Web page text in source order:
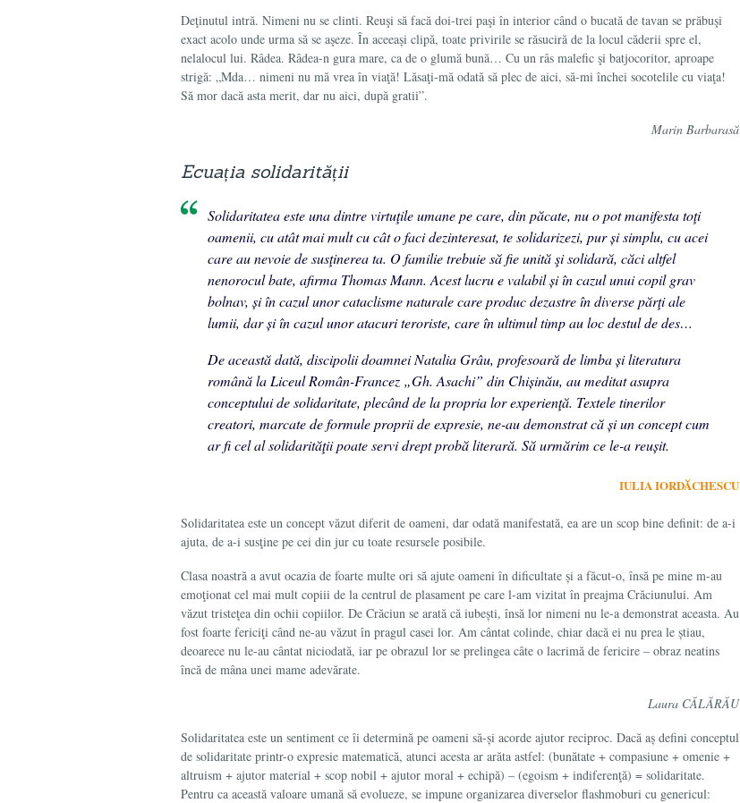
Deţinutul intră. Nimeni nu se clinti. Reuşi să facă doi-trei paşi în interi­or când o bucată de tavan se prăbuşi
exact acolo unde urma să se aşeze. În aceeași clipă, toate privirile se răsuciră de la locul căderii spre el,
nelalocul lui. Râdea. Râdea-n gura mare, ca de o glumă bună… Cu un râs malefic şi batjocoritor, aproape
strigă: „Mda… nimeni nu mă vrea în viaţă! Lăsaţi-mă odată să plec de aici, să-mi închei socotelile cu viaţa!
Să mor dacă asta merit, dar nu aici, după gratii”.
Marin Barbarasă
Ecuația solidarității
Solidaritatea este una dintre virtuţile umane pe care, din păcate, nu o pot manifesta toţi
oamenii, cu atât mai mult cu cât o faci dezinteresat, te so­lidarizezi, pur și simplu, cu acei
care au nevoie de susţinerea ta. O familie trebuie să fie unită şi so­lidară, căci altfel
nenorocul bate, afirma Thomas Mann. Acest lucru e valabil și în cazul unui copil grav
bolnav, și în cazul unor cataclisme naturale care produc dezastre în diverse părţi ale
lumii, dar și în cazul unor atacuri teroriste, care în ultimul timp au loc destul de des…
De această dată, discipolii doamnei Natalia Grâu, profesoară de limba și literatura
română la Liceul Român-Francez „Gh. Asachi” din Chișinău, au meditat asupra
conceptului de solidaritate, ple­când de la propria lor experienţă. Textele tinerilor
creatori, marcate de formule proprii de expresie, ne-au demonstrat că și un concept cum
ar fi cel al solidarităţii poate servi drept probă literară. Să urmărim ce le-a reușit.
IULIA IORDĂCHESCU
Solidaritatea este un concept văzut diferit de oameni, dar odată manifestată, ea are un scop bine definit: de a-i
ajuta, de a-i susţine pe cei din jur cu toate resursele posibile.
Clasa noastră a avut ocazia de foarte multe ori să ajute oameni în dificultate și a făcut-o, însă pe mine m-au
emo­ţionat cel mai mult copiii de la centrul de plasament pe care l-am vizitat în preajma Crăciunului. Am
văzut tristeţea din ochii copiilor. De Crăciun se arată că iubești, însă lor nimeni nu le-a demonstrat aceasta. Au
fost foarte fericiţi când ne-au văzut în pragul casei lor. Am cântat colinde, chiar dacă ei nu prea le știau,
deoarece nu le-au cântat niciodată, iar pe obra­zul lor se prelingea câte o lacrimă de fericire – obraz neatins
încă de mâna unei mame adevărate.
Laura CĂLĂRĂU
Solidaritatea este un sentiment ce îi determină pe oa­meni să-și acorde ajutor reciproc. Dacă aș defini concep­tul
de solidaritate printr-o expresie matematică, atunci acesta ar arăta astfel: (bunătate + compasiune + omenie +
altruism + ajutor material + scop nobil + ajutor moral + echipă) – (egoism + indiferenţă) = solidaritate.
Pentru ca această valoare umană să evolueze, se impune organi­zarea diverselor flashmoburi cu genericul: